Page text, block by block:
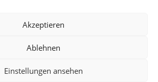
Akzeptieren
Ablehnen
Einstellungen ansehen
Impressum